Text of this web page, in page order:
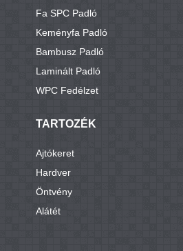
Fa SPC Padló
Keményfa Padló
Bambusz Padló
Laminált Padló
WPC Fedélzet
TARTOZÉK
Ajtókeret
Hardver
Öntvény
Alátét